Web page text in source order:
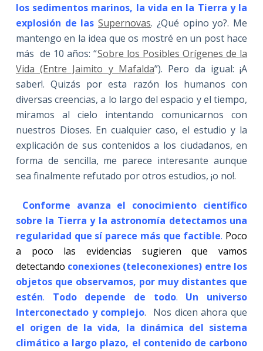
los sedimentos marinos, la vida en la Tierra y la
explosión de las Supernovas. ¿Qué opino yo?. Me
mantengo en la idea que os mostré en un post hace
más de 10 años: “Sobre los Posibles Orígenes de la
Vida (Entre Jaimito y Mafalda”). Pero da igual: ¡A
saber!. Quizás por esta razón los humanos con
diversas creencias, a lo largo del espacio y el tiempo,
miramos al cielo intentando comunicarnos con
nuestros Dioses. En cualquier caso, el estudio y la
explicación de sus contenidos a los ciudadanos, en
forma de sencilla, me parece interesante aunque
sea finalmente refutado por otros estudios, ¡o no!.
Conforme avanza el conocimiento científico
sobre la Tierra y la astronomía detectamos una
regularidad que sí parece más que factible. Poco
a poco las evidencias sugieren que vamos
detectando conexiones (teleconexiones) entre los
objetos que observamos, por muy distantes que
estén. Todo depende de todo. Un universo
Interconectado y complejo. Nos dicen ahora que
el origen de la vida, la dinámica del sistema
climático a largo plazo, el contenido de carbono